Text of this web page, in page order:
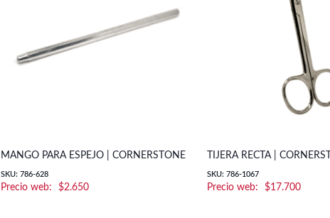
MANGO PARA ESPEJO | CORNERSTONE
SKU: 786-628
$2.650
TIJERA RECTA |
SKU: 786-1067
$17.700